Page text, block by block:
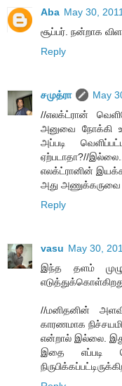
Aba May 30,
சூப்பர். நன்றாக
Reply
சமுத்ரா
May
//எலக்ட்ரான்
அனுவை நோக்கி
அப்படி
ஏற்படாதா?//
எலக்ட்ரானின்
அது அணுக்கருவை
Reply
vasu May 30,
இந்த தளம்
//மனிதனின்
காரணமாக
என்றால் இல்லை.
இதை எப்படி